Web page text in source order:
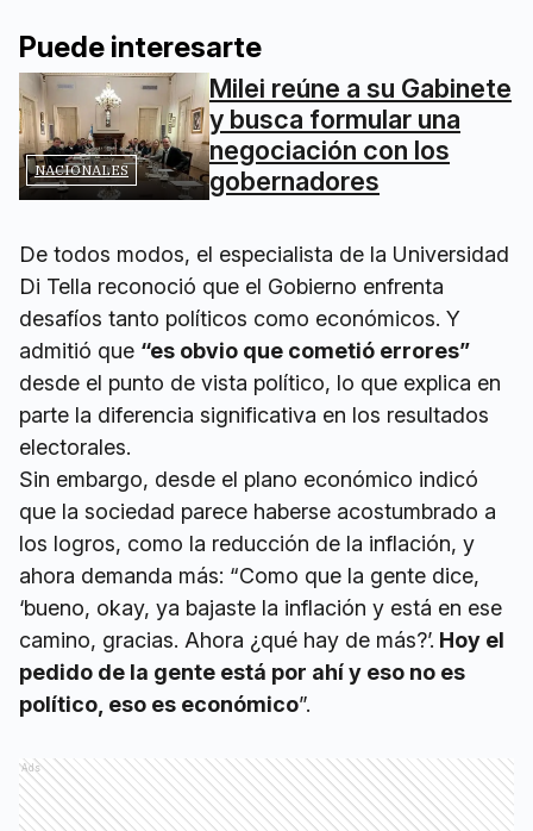
Puede interesarte
NACIONALES
Milei reúne a su Gabinete
y busca formular una
negociación con los
gobernadores
De todos modos, el especialista de la Universidad
Di Tella reconoció que el Gobierno enfrenta
desafíos tanto políticos como económicos. Y
admitió que “es obvio que cometió errores”
desde el punto de vista político, lo que explica en
parte la diferencia significativa en los resultados
electorales.
Sin embargo, desde el plano económico indicó
que la sociedad parece haberse acostumbrado a
los logros, como la reducción de la inflación, y
ahora demanda más: “Como que la gente dice,
‘bueno, okay, ya bajaste la inflación y está en ese
camino, gracias. Ahora ¿qué hay de más?’. Hoy el
pedido de la gente está por ahí y eso no es
político, eso es económico”.
Ads